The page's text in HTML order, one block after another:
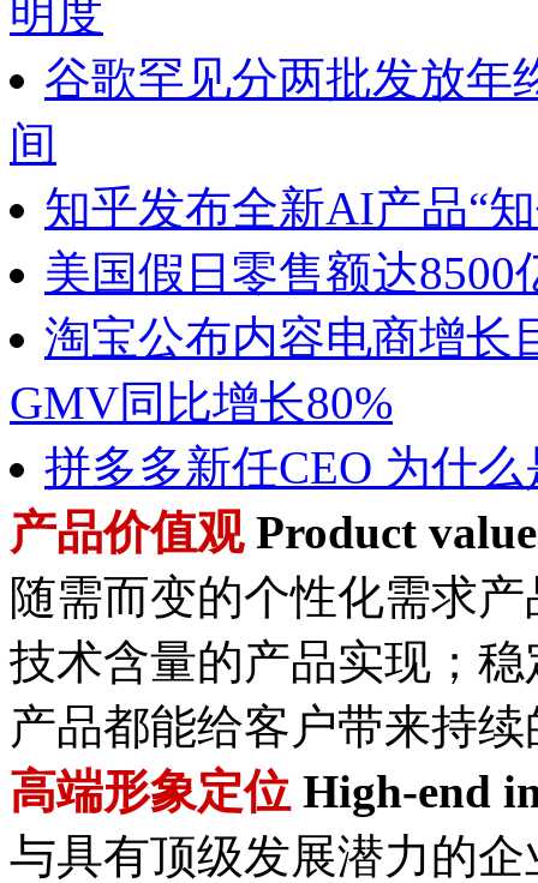
明度
谷歌罕见分两批发放年
间
知乎发布全新AI产品“
美国假日零售额达
淘宝公布内容电商增长
GMV同比增长80%
拼多多新任CEO 为什
产品价值观Product
随需而变的个性化需求
技术含量的产品实现；
产品都能给客户带来持
高端形象定位 High-end
与具有顶级发展潜力的